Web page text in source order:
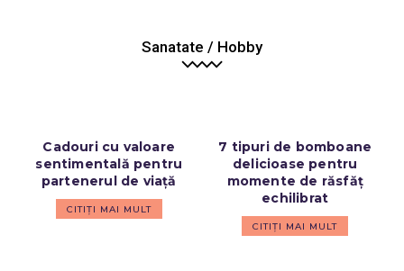
Sanatate / Hobby
Cadouri cu valoare
sentimentală pentru
partenerul de viață
CITIȚI MAI MULT
7 tipuri de bomboane
delicioase pentru
momente de răsfăț
echilibrat
CITIȚI MAI MULT